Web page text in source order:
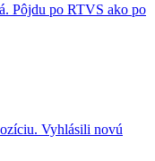
Pôjdu po RTVS ako po
Vyhlásili novú